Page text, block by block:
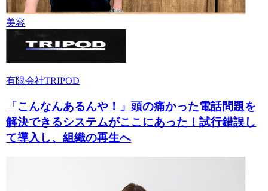
美容
有限会社TRIPOD
「こんなんあるんや！」頭の痛かった電話問題を
解決できるシステムがここにあった！試行錯誤し
て導入し、組織の再生へ